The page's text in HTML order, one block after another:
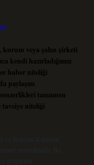
veya şahıs şirketi
kendi hazırladığımız
haber niteliği
paylaşım
tamamen
niteliği
ve İletişim Kurumu
vermektedir. Bu